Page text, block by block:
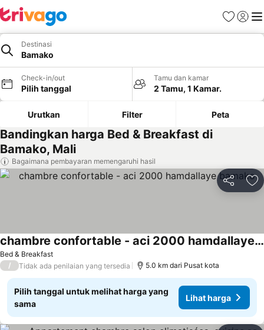
FavoritLogin
Destinasi
Bamako
Check-in/out
Pilih tanggal
Tamu dan kamar
2 Tamu, 1 Kamar.
Urutkan Filter Peta
Bandingkan harga Bed & Breakfast di
Bamako, Mali
Bagaimana pembayaran memengaruhi hasil
Bagikan
Bed & Breakfast
chambre confortable - aci 2000 hamdallaye bamako
Lihat harga
/ Tidak ada penilaian yang tersedia 5.0 km dari Pusat kota
Pilih tanggal untuk melihat harga yang
sama
Lihat harga